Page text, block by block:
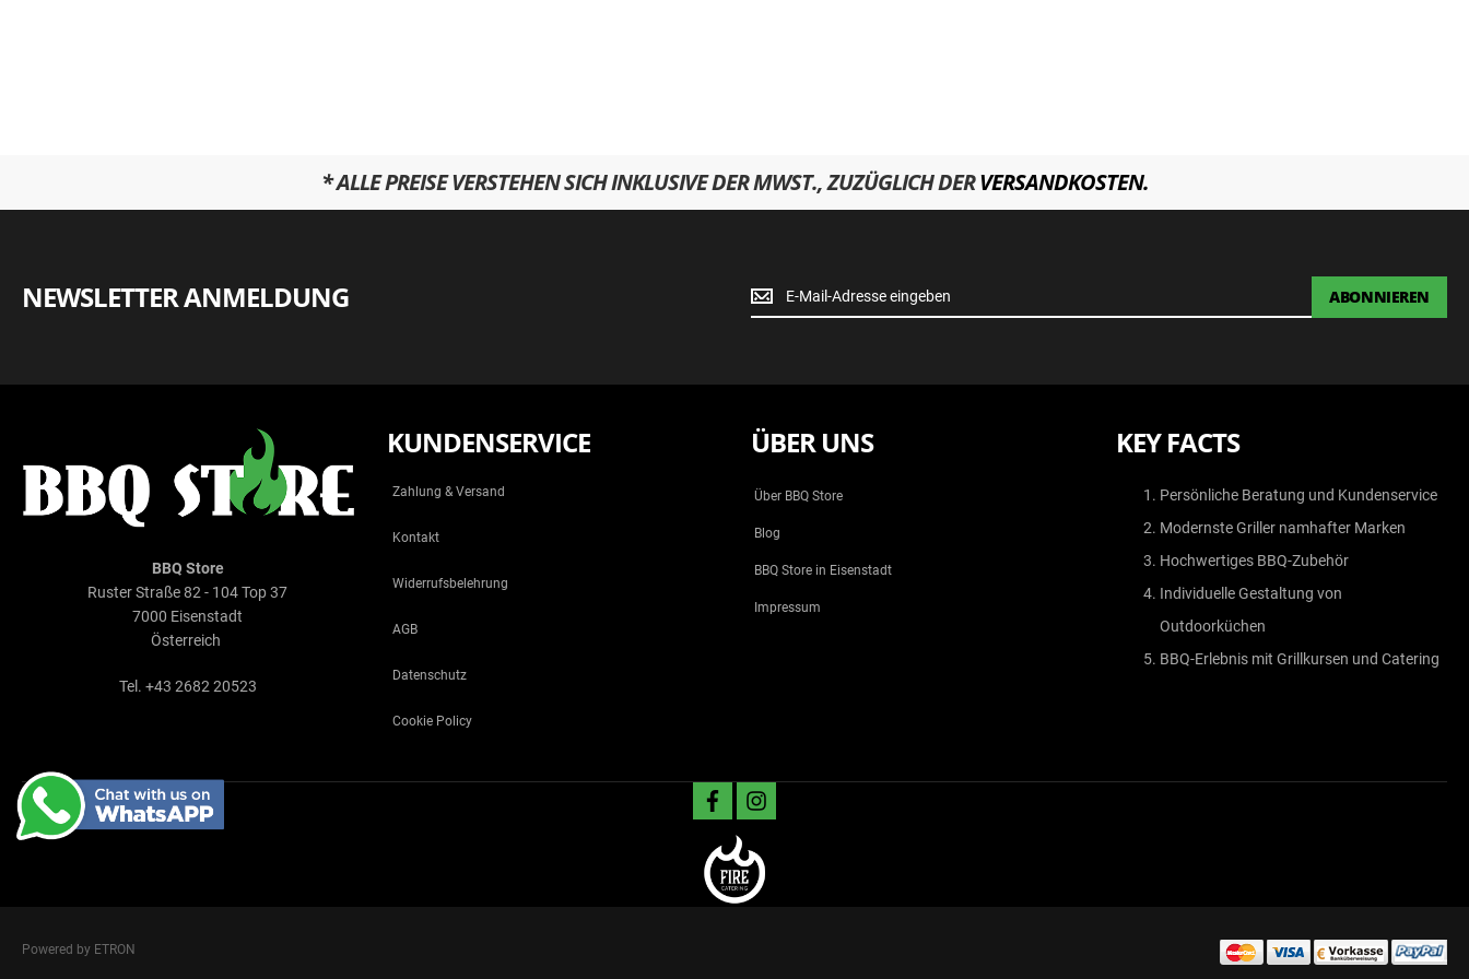
* ALLE PREISE VERSTEHEN SICH INKLUSIVE DER MWST., ZUZÜGLICH DERVERSANDKOSTEN.
NEWSLETTER ANMELDUNG
Newsletter
Anmeldung
ABONNIEREN
BBQ Store
Ruster Straße 82 - 104 Top 37
7000 Eisenstadt
Österreich
Tel. +43 2682 20523
KUNDENSERVICE
Zahlung & Versand
Kontakt
Widerrufsbelehrung
AGB
Datenschutz
Cookie Policy
ÜBER UNS
Über BBQ Store
Blog
BBQ Store in Eisenstadt
Impressum
KEY FACTS
Persönliche Beratung und Kundenservice
Modernste Griller namhafter Marken
Hochwertiges BBQ-Zubehör
Individuelle Gestaltung von
Outdoorküchen
BBQ-Erlebnis mit Grillkursen und Catering
facebookinstagram
Powered by ETRON